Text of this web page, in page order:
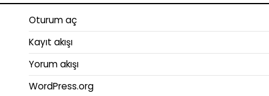
Oturum aç
Kayıt akışı
Yorum akışı
WordPress.org